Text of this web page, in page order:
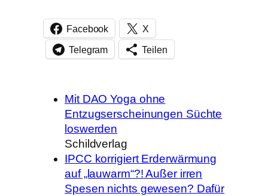
Facebook X
Telegram Teilen
Mit DAO Yoga ohne
Entzugserscheinungen Süchte
loswerden
Schildverlag
IPCC korrigiert Erderwärmung
auf „lauwarm“?! Außer irren
Spesen nichts gewesen? Dafür